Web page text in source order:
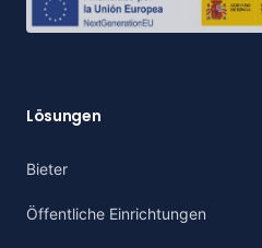
Lösungen
Bieter
Öffentliche Einrichtungen